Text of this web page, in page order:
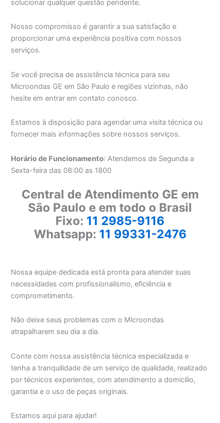
solucionar qualquer questão pendente.
Nosso compromisso é garantir a sua satisfação e
proporcionar uma experiência positiva com nossos
serviços.
Se você precisa de assistência técnica para seu
Microondas GE em São Paulo e regiões vizinhas, não
hesite em entrar em contato conosco.
Estamos à disposição para agendar uma visita técnica ou
fornecer mais informações sobre nossos serviços.
Horário de Funcionamento: Atendemos de Segunda a
Sexta-feira das 08:00 as 1800
Central de Atendimento GE em
São Paulo e em todo o Brasil
Fixo: 11 2985-9116
Whatsapp: 11 99331-2476
Nossa equipe dedicada está pronta para atender suas
necessidades com profissionalismo, eficiência e
comprometimento.
Não deixe seus problemas com o Microondas
atrapalharem seu dia a dia.
Conte com nossa assistência técnica especializada e
tenha a tranquilidade de um serviço de qualidade, realizado
por técnicos experientes, com atendimento a domicílio,
garantia e o uso de peças originais.
Estamos aqui para ajudar!